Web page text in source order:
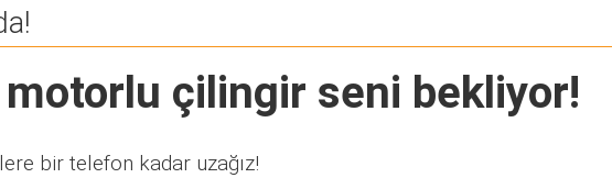
motorlu çilingir seni bekliyor!
bir telefon kadar uzağız!